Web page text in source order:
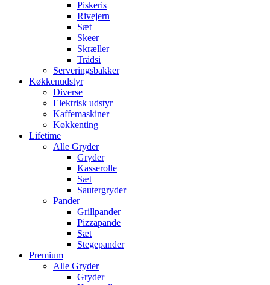
Piskeris
Rivejern
Sæt
Skeer
Skræller
Trådsi
Serveringsbakker
Køkkenudstyr
Diverse
Elektrisk udstyr
Kaffemaskiner
Køkkenting
Lifetime
Alle Gryder
Gryder
Kasserolle
Sæt
Sautergryder
Pander
Grillpander
Pizzapande
Sæt
Stegepander
Premium
Alle Gryder
Gryder